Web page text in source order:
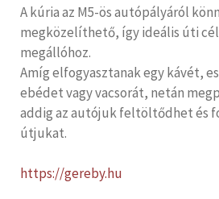
A kúria az M5-ös autópályáról
megközelíthető, így ideális úti
megállóhoz.
Amíg elfogyasztanak egy kávét,
ebédet vagy vacsorát, netán
addig az autójuk feltöltődhet és
útjukat.
https://gereby.hu